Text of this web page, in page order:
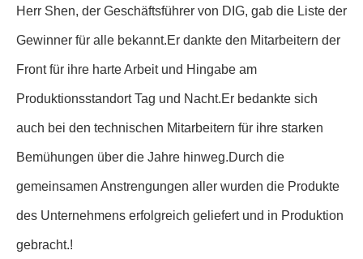
Im vergangenen Jahr hat jeder Mitarbeiter des
Unternehmens angesichts des komplexen und sich
ständig verändernden Marktumfelds außergewöhnlichen
Mut und Ausdauer gezeigt.Es gibt eine Gruppe
hervorragender Kollegen, die gezeigt haben, welche
Verantwortung sie tragen., Innovation und Exzellenz
durch praktische Maßnahmen.
Herr Shen, der Geschäftsführer von DIG, gab die Liste der
Gewinner für alle bekannt.Er dankte den Mitarbeitern der